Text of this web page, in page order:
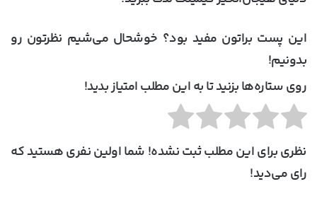
این پست براتون مفید بود؟ خوشحال می‌شیم نظرتون رو
بدونیم!
روی ستاره‌ها بزنید تا به این مطلب امتیاز بدید!
نظری برای این مطلب ثبت نشده! شما اولین نفری هستید که
رای می‌دید!